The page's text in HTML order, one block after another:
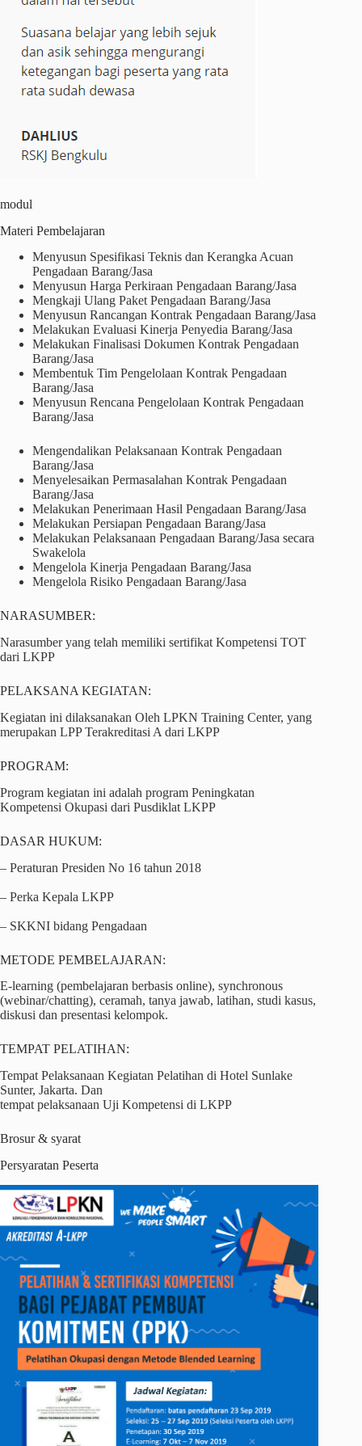
modul
Materi Pembelajaran
Menyusun Spesifikasi Teknis dan Kerangka Acuan
Pengadaan Barang/Jasa
Menyusun Harga Perkiraan Pengadaan Barang/Jasa
Mengkaji Ulang Paket Pengadaan Barang/Jasa
Menyusun Rancangan Kontrak Pengadaan Barang/Jasa
Melakukan Evaluasi Kinerja Penyedia Barang/Jasa
Melakukan Finalisasi Dokumen Kontrak Pengadaan
Barang/Jasa
Membentuk Tim Pengelolaan Kontrak Pengadaan
Barang/Jasa
Menyusun Rencana Pengelolaan Kontrak Pengadaan
Barang/Jasa
Mengendalikan Pelaksanaan Kontrak Pengadaan
Barang/Jasa
Menyelesaikan Permasalahan Kontrak Pengadaan
Barang/Jasa
Melakukan Penerimaan Hasil Pengadaan Barang/Jasa
Melakukan Persiapan Pengadaan Barang/Jasa
Melakukan Pelaksanaan Pengadaan Barang/Jasa secara
Swakelola
Mengelola Kinerja Pengadaan Barang/Jasa
Mengelola Risiko Pengadaan Barang/Jasa
NARASUMBER:
Narasumber yang telah memiliki sertifikat Kompetensi TOT
dari LKPP
PELAKSANA KEGIATAN:
Kegiatan ini dilaksanakan Oleh LPKN Training Center, yang
merupakan LPP Terakreditasi A dari LKPP
PROGRAM:
Program kegiatan ini adalah program Peningkatan
Kompetensi Okupasi dari Pusdiklat LKPP
DASAR HUKUM:
– Peraturan Presiden No 16 tahun 2018
– Perka Kepala LKPP
– SKKNI bidang Pengadaan
METODE PEMBELAJARAN:
E-learning (pembelajaran berbasis online), synchronous
(webinar/chatting), ceramah, tanya jawab, latihan, studi kasus,
diskusi dan presentasi kelompok.
TEMPAT PELATIHAN:
Tempat Pelaksanaan Kegiatan Pelatihan di Hotel Sunlake
Sunter, Jakarta. Dan
tempat pelaksanaan Uji Kompetensi di LKPP
Brosur & syarat
Persyaratan Peserta